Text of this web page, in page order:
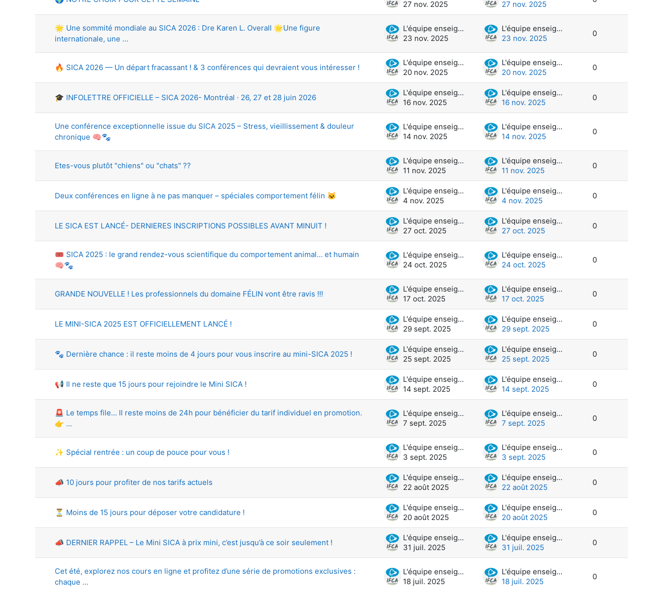
27 nov. 2025
27 nov. 2025
🌟 Une sommité mondiale au SICA 2026 : Dre Karen L. Overall 🌟Une figure
internationale, une ...
L'équipe enseignante et administration
23 nov. 2025
L'équipe enseignante et administration
23 nov. 2025
0
🔥 SICA 2026 — Un départ fracassant ! & 3 conférences qui devraient vous intéresser !
L'équipe enseignante et administration
20 nov. 2025
L'équipe enseignante et administration
20 nov. 2025
0
🎓 INFOLETTRE OFFICIELLE – SICA 2026- Montréal · 26, 27 et 28 juin 2026
L'équipe enseignante et administration
16 nov. 2025
L'équipe enseignante et administration
16 nov. 2025
0
Une conférence exceptionnelle issue du SICA 2025 – Stress, vieillissement & douleur
chronique 🧠🐾
L'équipe enseignante et administration
14 nov. 2025
L'équipe enseignante et administration
14 nov. 2025
0
Etes-vous plutôt "chiens" ou "chats" ??
L'équipe enseignante et administration
11 nov. 2025
L'équipe enseignante et administration
11 nov. 2025
0
Deux conférences en ligne à ne pas manquer – spéciales comportement félin 🐱
L'équipe enseignante et administration
4 nov. 2025
L'équipe enseignante et administration
4 nov. 2025
0
LE SICA EST LANCÉ- DERNIERES INSCRIPTIONS POSSIBLES AVANT MINUIT !
L'équipe enseignante et administration
27 oct. 2025
L'équipe enseignante et administration
27 oct. 2025
0
🎟️ SICA 2025 : le grand rendez-vous scientifique du comportement animal… et humain
🧠🐾
L'équipe enseignante et administration
24 oct. 2025
L'équipe enseignante et administration
24 oct. 2025
0
GRANDE NOUVELLE ! Les professionnels du domaine FÉLIN vont être ravis !!!
L'équipe enseignante et administration
17 oct. 2025
L'équipe enseignante et administration
17 oct. 2025
0
LE MINI-SICA 2025 EST OFFICIELLEMENT LANCÉ !
L'équipe enseignante et administration
29 sept. 2025
L'équipe enseignante et administration
29 sept. 2025
0
🐾 Dernière chance : il reste moins de 4 jours pour vous inscrire au mini-SICA 2025 !
L'équipe enseignante et administration
25 sept. 2025
L'équipe enseignante et administration
25 sept. 2025
0
📢 Il ne reste que 15 jours pour rejoindre le Mini SICA !
L'équipe enseignante et administration
14 sept. 2025
L'équipe enseignante et administration
14 sept. 2025
0
🚨 Le temps file… Il reste moins de 24h pour bénéficier du tarif individuel en promotion.
👉 ...
L'équipe enseignante et administration
7 sept. 2025
L'équipe enseignante et administration
7 sept. 2025
0
✨ Spécial rentrée : un coup de pouce pour vous !
L'équipe enseignante et administration
3 sept. 2025
L'équipe enseignante et administration
3 sept. 2025
0
📣 10 jours pour profiter de nos tarifs actuels
L'équipe enseignante et administration
22 août 2025
L'équipe enseignante et administration
22 août 2025
0
⏳ Moins de 15 jours pour déposer votre candidature !
L'équipe enseignante et administration
20 août 2025
L'équipe enseignante et administration
20 août 2025
0
📣 DERNIER RAPPEL – Le Mini SICA à prix mini, c’est jusqu’à ce soir seulement !
L'équipe enseignante et administration
31 juil. 2025
L'équipe enseignante et administration
31 juil. 2025
0
Cet été, explorez nos cours en ligne et profitez d’une série de promotions exclusives :
chaque ...
L'équipe enseignante et administration
18 juil. 2025
L'équipe enseignante et administration
18 juil. 2025
0